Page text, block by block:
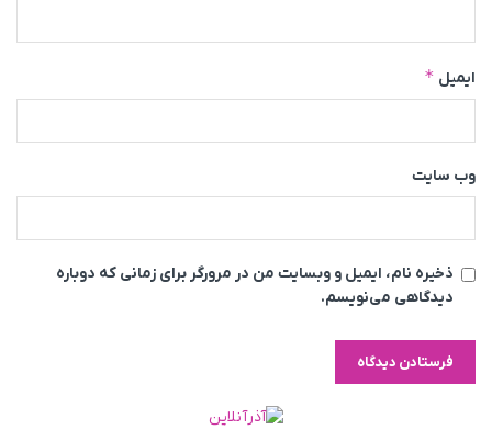
ایمیل *
وب‌ سایت
ذخیره نام، ایمیل و وبسایت من در مرورگر برای زمانی که دوباره
دیدگاهی می‌نویسم.